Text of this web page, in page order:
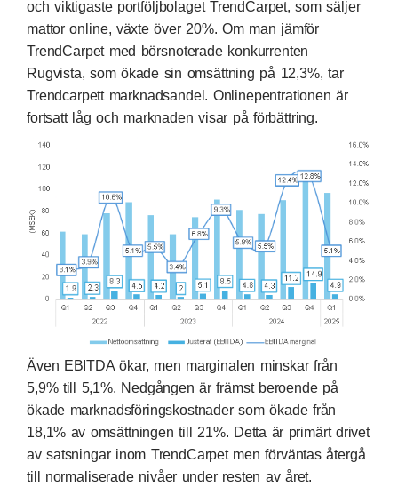
och viktigaste portföljbolaget TrendCarpet, som säljer
mattor online, växte över 20%. Om man jämför
TrendCarpet med börsnoterade konkurrenten
Rugvista, som ökade sin omsättning på 12,3%, tar
Trendcarpett marknadsandel. Onlinepentrationen är
fortsatt låg och marknaden visar på förbättring.
Även EBITDA ökar, men marginalen minskar från
5,9% till 5,1%. Nedgången är främst beroende på
ökade marknadsföringskostnader som ökade från
18,1% av omsättningen till 21%. Detta är primärt drivet
av satsningar inom TrendCarpet men förväntas återgå
till normaliserade nivåer under resten av året.